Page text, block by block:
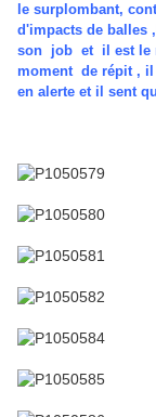
le surplombant,
d'impacts de balles
son job et il est le
moment de répit , il
en alerte et il sent